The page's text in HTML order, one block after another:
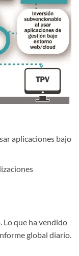
aplicaciones bajo
Lo que ha vendido
global diario.